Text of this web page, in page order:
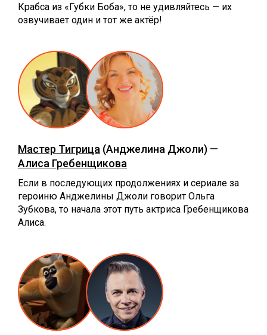
Крабса из «Губки Боба», то не удивляйтесь — их
озвучивает один и тот же актёр!
Мастер Тигрица (Анджелина Джоли) —
Алиса Гребенщикова
Если в последующих продолжениях и сериале за
героиню Анджелины Джоли говорит Ольга
Зубкова, то начала этот путь актриса Гребенщикова
Алиса.